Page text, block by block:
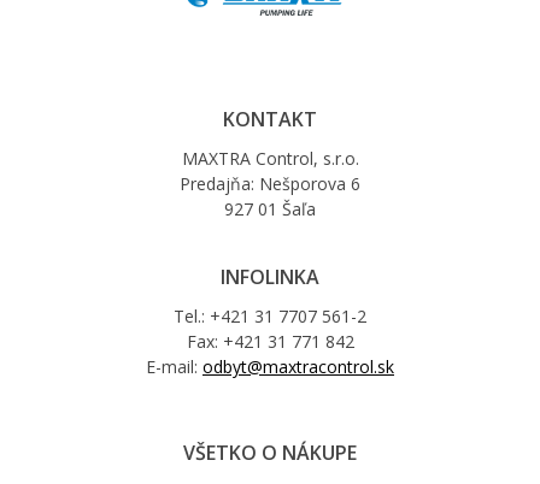
KONTAKT
MAXTRA Control, s.r.o.
Predajňa: Nešporova 6
927 01 Šaľa
INFOLINKA
Tel.: +421 31 7707 561-2
Fax: +421 31 771 842
E-mail: odbyt@maxtracontrol.sk
VŠETKO O NÁKUPE